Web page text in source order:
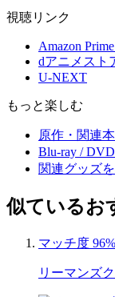
視聴リンク
Amazon
dアニメスト
U-NEXT
もっと楽しむ
原作・関連
Blu-ray /
関連グッズ
似ているお
マッチ度 96%
リーマンズ